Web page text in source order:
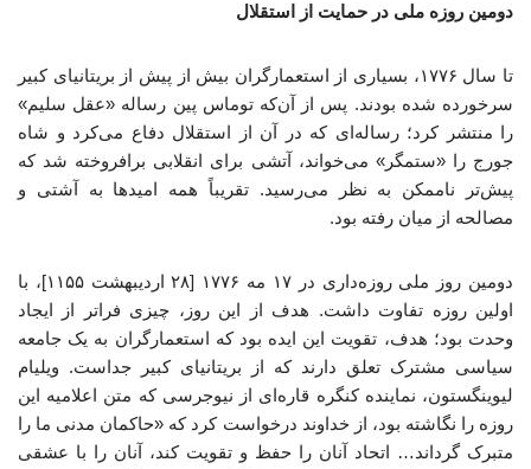
دومین روزه ملی در حمایت از استقلال
تا سال ۱۷۷۶، بسیاری از استعمارگران بیش از پیش از بریتانیای کبیر
سرخورده شده بودند. پس از آن‌که توماس پین رساله «عقل سلیم»
را منتشر کرد؛ رساله‌ای که در آن از استقلال دفاع می‌کرد و شاه
جورج را «ستمگر» می‌خواند، آتشی برای انقلابی برافروخته شد که
پیش‌تر ناممکن به نظر می‌رسید. تقریباً همه امیدها به آشتی و
مصالحه از میان رفته بود.
دومین روز ملی روزه‌داری در ۱۷ مه ۱۷۷۶ [۲۸ اردیبهشت ۱۱۵۵]، با
اولین روزه تفاوت داشت. هدف از این روز، چیزی فراتر از ایجاد
وحدت بود؛ هدف، تقویت این ایده بود که استعمارگران به یک جامعه
سیاسی مشترک تعلق دارند که از بریتانیای کبیر جداست. ویلیام
لیوینگستون، نماینده کنگره قاره‌ای از نیوجرسی که متن اعلامیه این
روزه را نگاشته بود، از خداوند درخواست کرد که «حاکمان مدنی ما را
متبرک گرداند… اتحاد آنان را حفظ و تقویت کند، آنان را با عشقی